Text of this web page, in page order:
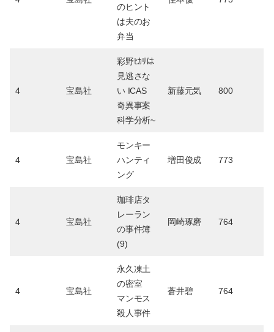
のヒント
は夫のお
弁当
4 宝島社
彩野ﾋｶﾘは
見逃さな
い ICAS
奇異事案
科学分析~
新藤元気 800
4 宝島社
モンキー
ハンティ
ング
増田俊成 773
4 宝島社
珈琲店タ
レーラン
の事件簿
(9)
岡崎琢磨 764
4 宝島社
永久凍土
の密室
マンモス
殺人事件
蒼井碧 764